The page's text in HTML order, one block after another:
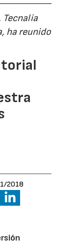
Tecnalia
ha reunido
2018